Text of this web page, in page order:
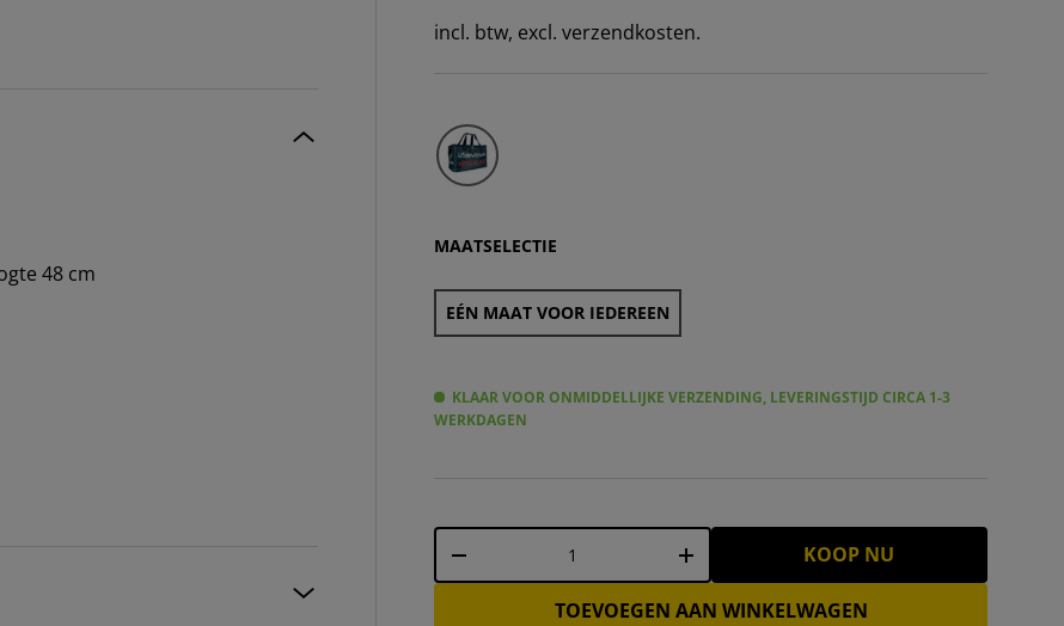
48 cm
incl. btw, excl. verzendkosten.
MAATSELECTIE
EÉN MAAT VOOR IEDEREEN
KLAAR VOOR ONMIDDELLIJKE VERZENDING, LEVERINGSTIJD CIRCA 1-3
WERKDAGEN
Aantal
- + KOOP NU
TOEVOEGEN AAN WINKELWAGEN